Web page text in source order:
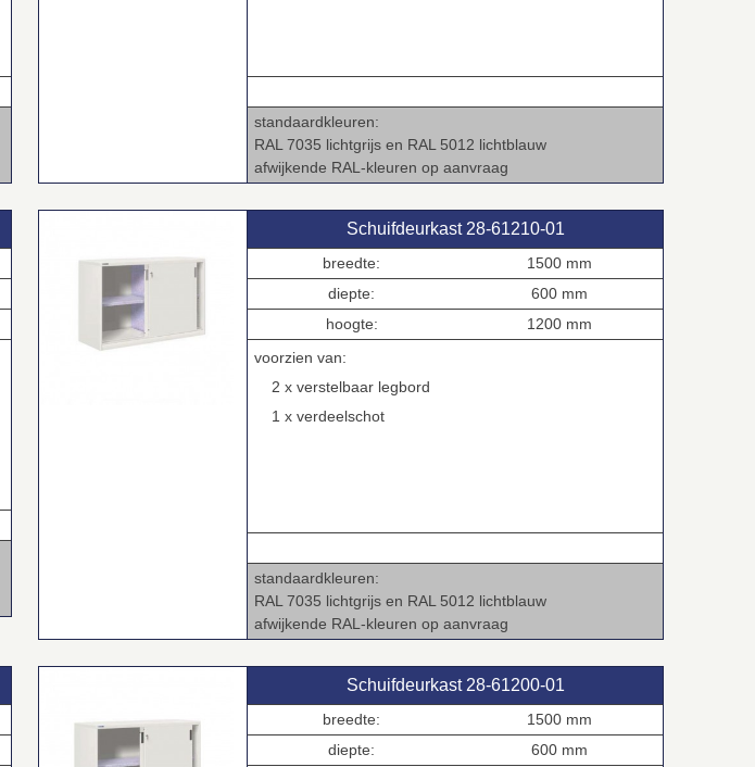
standaardkleuren:
RAL 7035 lichtgrijs en RAL 5012 lichtblauw
afwijkende RAL‑kleuren op aanvraag
Schuifdeurkast 28‑61210‑01
breedte:
1500 mm
diepte:
600 mm
hoogte:
1200 mm
voorzien van:
2 x verstelbaar legbord
1 x verdeelschot
standaardkleuren:
RAL 7035 lichtgrijs en RAL 5012 lichtblauw
afwijkende RAL‑kleuren op aanvraag
Schuifdeurkast 28‑61200‑01
breedte:
1500 mm
diepte:
600 mm